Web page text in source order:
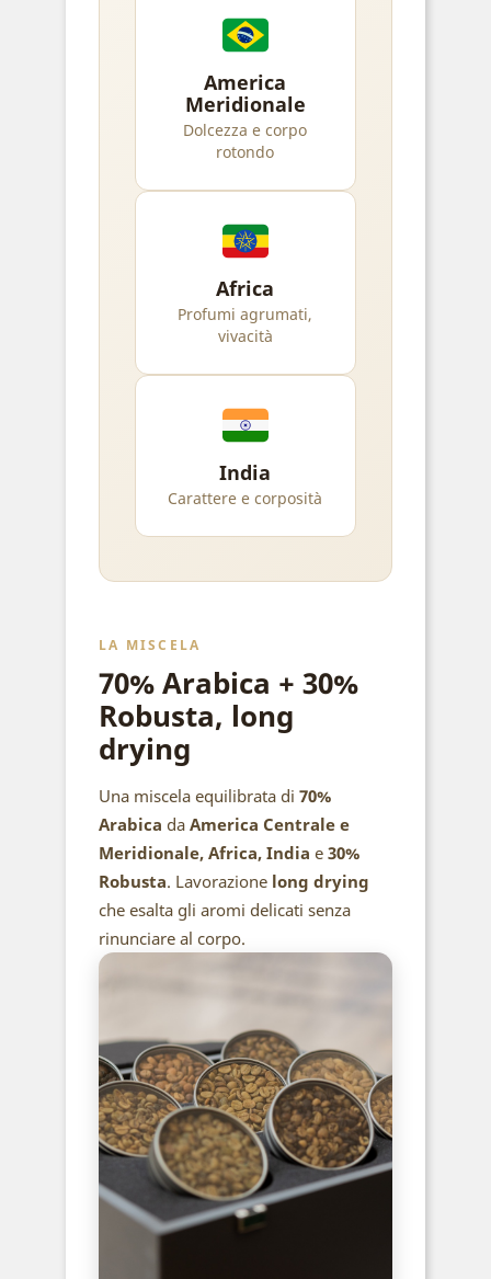
America
Meridionale
Dolcezza e corpo
rotondo
Africa
Profumi agrumati,
vivacità
India
Carattere e corposità
LA MISCELA
70% Arabica + 30%
Robusta, long
drying
Una miscela equilibrata di 70%
Arabica da America Centrale e
Meridionale, Africa, India e 30%
Robusta. Lavorazione long drying
che esalta gli aromi delicati senza
rinunciare al corpo.